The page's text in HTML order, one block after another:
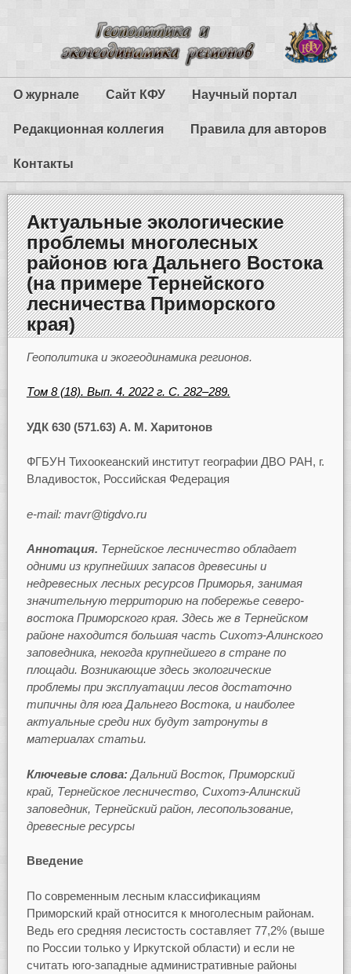
О журнале Сайт КФУ Научный портал
Редакционная коллегия Правила для авторов
Контакты
Актуальные экологические
проблемы многолесных
районов юга Дальнего Востока
(на примере Тернейского
лесничества Приморского
края)
Геополитика и экогеодинамика регионов.
Том 8 (18). Вып. 4. 2022 г. С. 282–289.
УДК 630 (571.63) А. М. Харитонов
ФГБУН Тихоокеанский институт географии ДВО РАН, г.
Владивосток, Российская Федерация
e-mail: mavr@tigdvo.ru
Аннотация. Тернейское лесничество обладает
одними из крупнейших запасов древесины и
недревесных лесных ресурсов Приморья, занимая
значительную территорию на побережье северо-
востока Приморского края. Здесь же в Тернейском
районе находится большая часть Сихотэ-Алинского
заповедника, некогда крупнейшего в стране по
площади. Возникающие здесь экологические
проблемы при эксплуатации лесов достаточно
типичны для юга Дальнего Востока, и наиболее
актуальные среди них будут затронуты в
материалах статьи.
Ключевые слова: Дальний Восток, Приморский
край, Тернейское лесничество, Сихотэ-Алинский
заповедник, Тернейский район, лесопользование,
древесные ресурсы
Введение
По современным лесным классификациям
Приморский край относится к многолесным районам.
Ведь его средняя лесистость составляет 77,2% (выше
по России только у Иркутской области) и если не
считать юго-западные административные районы